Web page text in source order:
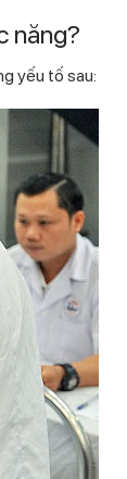
năng?
yếu tố sau: